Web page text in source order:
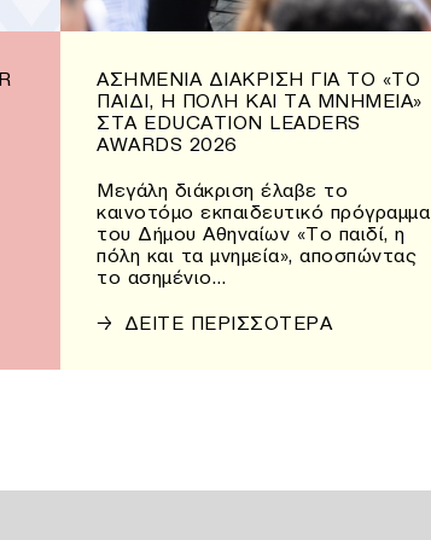
ΑΣΗΜΈΝΙΑ ΔΙΆΚΡΙΣΗ ΓΙΑ ΤΟ «ΤΟ
ΠΑΙΔΊ, Η ΠΌΛΗ ΚΑΙ ΤΑ ΜΝΗΜΕΊΑ»
ΣΤΑ EDUCATION LEADERS
AWARDS 2026
Μεγάλη διάκριση έλαβε το
καινοτόμο εκπαιδευτικό πρόγραμμα
του Δήμου Αθηναίων «Το παιδί, η
πόλη και τα μνημεία», αποσπώντας
το ασημένιο…
→ ΔΕΙΤΕ ΠΕΡΙΣΣΟΤΕΡΑ